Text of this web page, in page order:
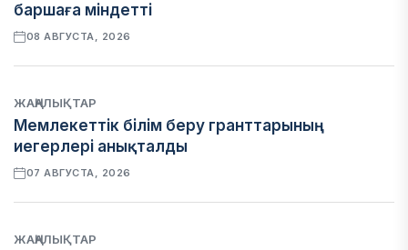
баршаға міндетті
08 АВГУСТА, 2026
ЖАҢАЛЫҚТАР
Мемлекеттік білім беру гранттарының
иегерлері анықталды
07 АВГУСТА, 2026
ЖАҢАЛЫҚТАР